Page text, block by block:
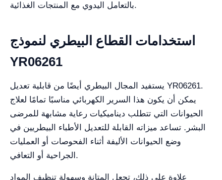
بالتعامل اليدوي مع المنتجات الغذائية.
استخدامات القطاع البيطري لنموذج
YR06261
يستفيد المجال البيطري أيضًا من قابلية تعديل YR06261.
يمكن أن يكون هذا السرير الكهربائي مناسبًا تمامًا لعلاج
الحيوانات التي تتطلب ديناميكيات رعاية مشابهة للمرضى
البشر. تساعد ميزاته القابلة للتعديل الأطباء البيطريين في
وضع الحيوانات الأليفة أثناء الفحوصات أو العمليات
الجراحية أو التعافي.
علاوة على ذلك، تجعل المتانة وسهولة تنظيف المواد